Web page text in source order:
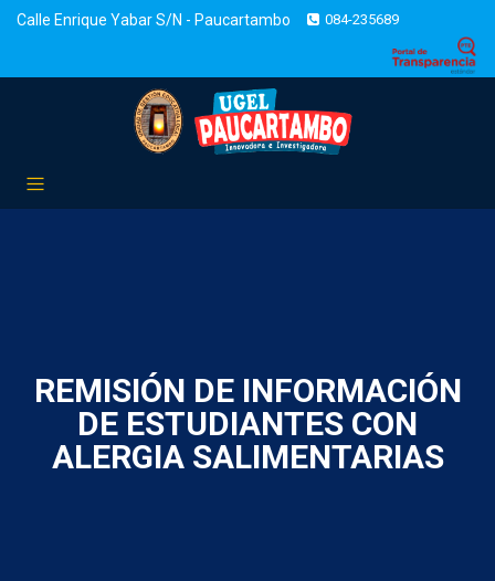
Calle Enrique Yabar S/N - Paucartambo 084-235689
REMISIÓN DE INFORMACIÓN
DE ESTUDIANTES CON
ALERGIA SALIMENTARIAS